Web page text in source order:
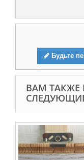
Будьте
ВАМ ТАКЖЕ